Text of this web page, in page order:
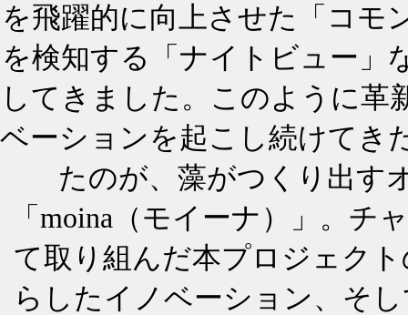
を飛躍的に向上させた「コモ
を検知する「ナイトビュー」
してきました。このように革
ベーションを起こし続けてき
たのが、藻がつくり出す
「moina（モイーナ）」。チ
て取り組んだ本プロジェク
らしたイノベーション、そ